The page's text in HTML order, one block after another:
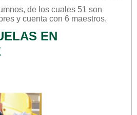
de los cuales 51 son
y cuenta con 6 maestros.
EN